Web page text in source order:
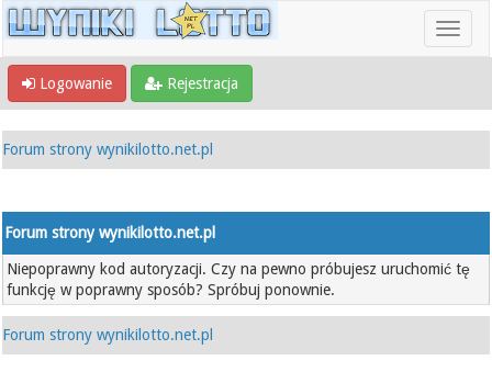
Logowanie Rejestracja
Forum strony wynikilotto.net.pl
Forum strony wynikilotto.net.pl
Niepoprawny kod autoryzacji. Czy na pewno próbujesz uruchomić tę
funkcję w poprawny sposób? Spróbuj ponownie.
Forum strony wynikilotto.net.pl